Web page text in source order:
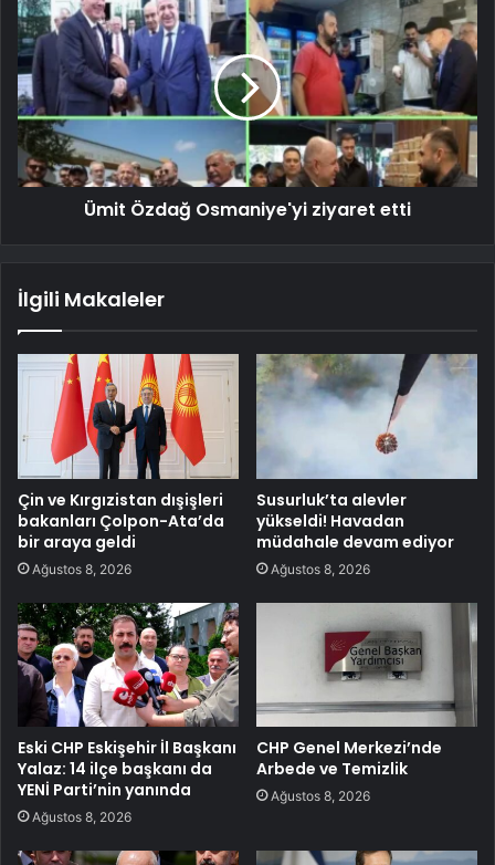
Ümit Özdağ Osmaniye'yi ziyaret etti
İlgili Makaleler
Çin ve Kırgızistan dışişleri
bakanları Çolpon-Ata’da
bir araya geldi
Ağustos 8, 2026
Susurluk’ta alevler
yükseldi! Havadan
müdahale devam ediyor
Ağustos 8, 2026
Eski CHP Eskişehir İl Başkanı
Yalaz: 14 ilçe başkanı da
YENİ Parti’nin yanında
Ağustos 8, 2026
CHP Genel Merkezi’nde
Arbede ve Temizlik
Ağustos 8, 2026